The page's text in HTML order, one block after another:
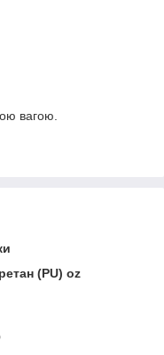
вагою.
(PU) oz